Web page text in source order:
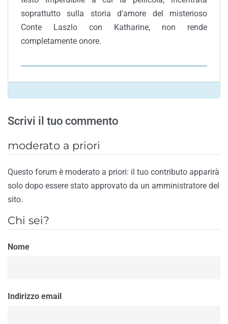
soprattutto sulla storia d'amore del misterioso
Conte Laszlo con Katharine, non rende
completamente onore.
Scrivi il tuo commento
moderato a priori
Questo forum è moderato a priori: il tuo contributo apparirà
solo dopo essere stato approvato da un amministratore del
sito.
Chi sei?
Nome
Indirizzo email